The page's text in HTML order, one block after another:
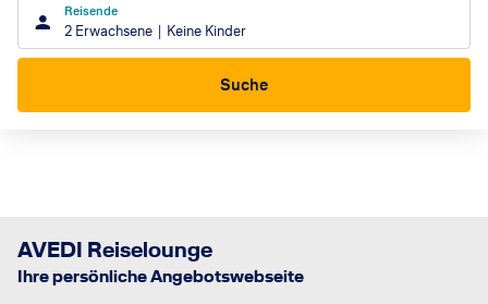
Reisende
2 Erwachsene Keine Kinder
Suche
AVEDI Reiselounge
Ihre persönliche Angebotswebseite